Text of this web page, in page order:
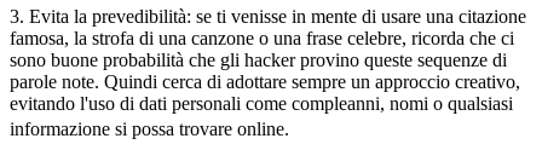
3. Evita la prevedibilità: se ti venisse in mente di usare una citazione
famosa, la strofa di una canzone o una frase celebre, ricorda che ci
sono buone probabilità che gli hacker provino queste sequenze di
parole note. Quindi cerca di adottare sempre un approccio creativo,
evitando l'uso di dati personali come compleanni, nomi o qualsiasi
informazione si possa trovare online.